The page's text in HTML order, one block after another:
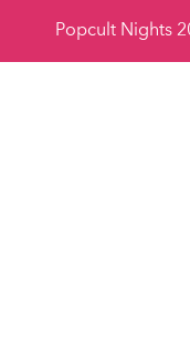
Popcult Nights